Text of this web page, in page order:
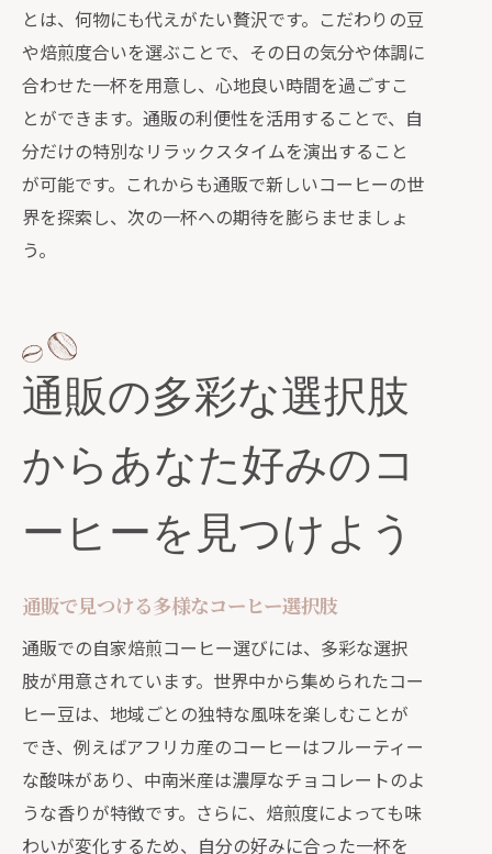
とは、何物にも代えがたい贅沢です。こだわりの豆
や焙煎度合いを選ぶことで、その日の気分や体調に
合わせた一杯を用意し、心地良い時間を過ごすこ
とができます。通販の利便性を活用することで、自
分だけの特別なリラックスタイムを演出すること
が可能です。これからも通販で新しいコーヒーの世
界を探索し、次の一杯への期待を膨らませましょ
う。
通販の多彩な選択肢
からあなた好みのコ
ーヒーを見つけよう
通販で見つける多様なコーヒー選択肢
通販での自家焙煎コーヒー選びには、多彩な選択
肢が用意されています。世界中から集められたコー
ヒー豆は、地域ごとの独特な風味を楽しむことが
でき、例えばアフリカ産のコーヒーはフルーティー
な酸味があり、中南米産は濃厚なチョコレートのよ
うな香りが特徴です。さらに、焙煎度によっても味
わいが変化するため、自分の好みに合った一杯を